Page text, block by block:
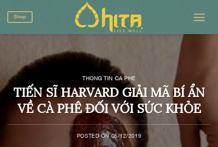
Skip
to
content
Shop
THÔNG TIN CÀ PHÊ
TIẾN SĨ HARVARD GIẢI MÃ BÍ ẨN
VỀ CÀ PHÊ ĐỐI VỚI SỨC KHỎE
POSTED ON05/12/2019